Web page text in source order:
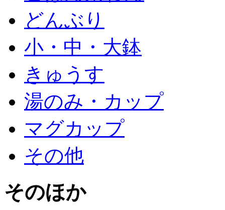
どんぶり
小・中・大鉢
きゅうす
湯のみ・カップ
マグカップ
その他
そのほか